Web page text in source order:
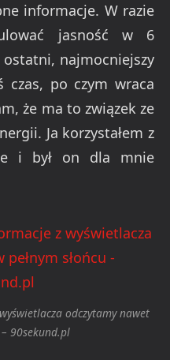
informacje. W razie
jasność w 6
najmocniejszy
czas, po czym wraca
że ma to związek ze
Ja korzystałem z
i był on dla mnie
odczytamy nawet
– 90sekund.pl